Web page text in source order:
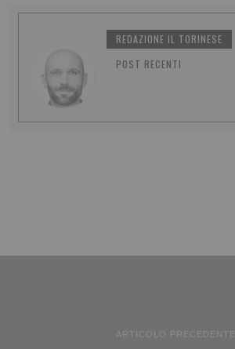
REDAZIONE IL TORINESE
POST RECENTI
ARTICOLO PRECEDENTE